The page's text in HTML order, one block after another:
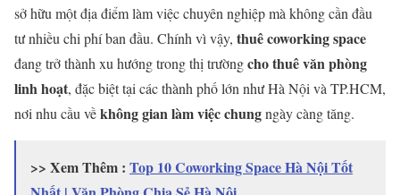
sở hữu một địa điểm làm việc chuyên nghiệp mà không cần đầu
tư nhiều chi phí ban đầu. Chính vì vậy, thuê coworking space
đang trở thành xu hướng trong thị trườngcho thuê văn phòng
linh hoạt, đặc biệt tại các thành phố lớn như Hà Nội và TP.HCM,
nơi nhu cầu vềkhông gian làm việc chungngày càng tăng.
>> Xem Thêm : Top 10 Coworking Space Hà Nội Tốt